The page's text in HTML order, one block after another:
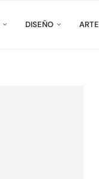
DISEÑO ARTE